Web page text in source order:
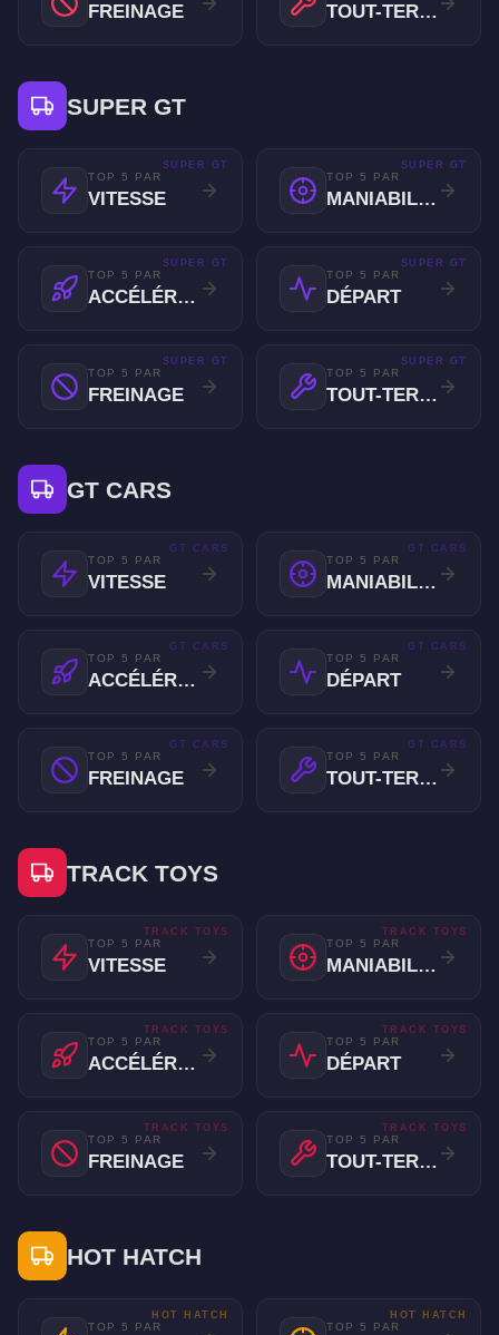
FREINAGE TOUT-TERRAIN
SUPER GT
TOP 5 PAR
VITESSE
SUPER GT
TOP 5 PAR
MANIABILITÉ
SUPER GT
TOP 5 PAR
ACCÉLÉRATION
SUPER GT
TOP 5 PAR
DÉPART
SUPER GT
TOP 5 PAR
FREINAGE
SUPER GT
TOP 5 PAR
TOUT-TERRAIN
SUPER GT
GT CARS
TOP 5 PAR
VITESSE
GT CARS
TOP 5 PAR
MANIABILITÉ
GT CARS
TOP 5 PAR
ACCÉLÉRATION
GT CARS
TOP 5 PAR
DÉPART
GT CARS
TOP 5 PAR
FREINAGE
GT CARS
TOP 5 PAR
TOUT-TERRAIN
GT CARS
TRACK TOYS
TOP 5 PAR
VITESSE
TRACK TOYS
TOP 5 PAR
MANIABILITÉ
TRACK TOYS
TOP 5 PAR
ACCÉLÉRATION
TRACK TOYS
TOP 5 PAR
DÉPART
TRACK TOYS
TOP 5 PAR
FREINAGE
TRACK TOYS
TOP 5 PAR
TOUT-TERRAIN
TRACK TOYS
HOT HATCH
TOP 5 PAR
HOT HATCH
TOP 5 PAR
HOT HATCH